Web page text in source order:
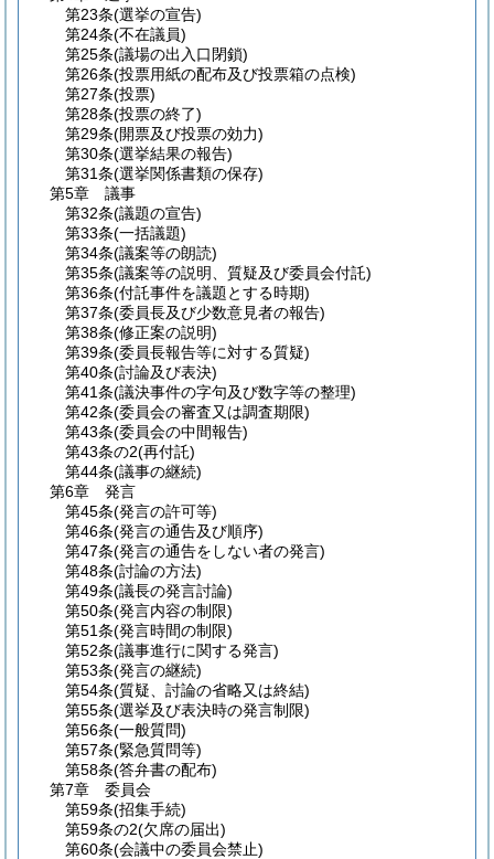
第23条(選挙の宣告)
第24条(不在議員)
第25条(議場の出入口閉鎖)
第26条(投票用紙の配布及び投票箱の点検)
第27条(投票)
第28条(投票の終了)
第29条(開票及び投票の効力)
第30条(選挙結果の報告)
第31条(選挙関係書類の保存)
第5章
議事
第32条(議題の宣告)
第33条(一括議題)
第34条(議案等の朗読)
第35条(議案等の説明、質疑及び委員会付託)
第36条(付託事件を議題とする時期)
第37条(委員長及び少数意見者の報告)
第38条(修正案の説明)
第39条(委員長報告等に対する質疑)
第40条(討論及び表決)
第41条(議決事件の字句及び数字等の整理)
第42条(委員会の審査又は調査期限)
第43条(委員会の中間報告)
第43条の2(再付託)
第44条(議事の継続)
第6章
発言
第45条(発言の許可等)
第46条(発言の通告及び順序)
第47条(発言の通告をしない者の発言)
第48条(討論の方法)
第49条(議長の発言討論)
第50条(発言内容の制限)
第51条(発言時間の制限)
第52条(議事進行に関する発言)
第53条(発言の継続)
第54条(質疑、討論の省略又は終結)
第55条(選挙及び表決時の発言制限)
第56条(一般質問)
第57条(緊急質問等)
第58条(答弁書の配布)
第7章
委員会
第59条(招集手続)
第59条の2(欠席の届出)
第60条(会議中の委員会禁止)